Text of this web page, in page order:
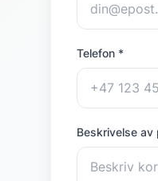
Telefon *
Beskrivelse